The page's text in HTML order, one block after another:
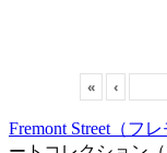
« ‹
Fremont Street（フ